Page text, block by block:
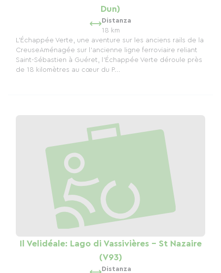
Dun)
Distanza
18 km
L’Échappée Verte, une aventure sur les anciens rails de la
CreuseAménagée sur l’ancienne ligne ferroviaire reliant
Saint-Sébastien à Guéret, l’Échappée Verte déroule près
de 18 kilomètres au cœur du P...
Il Velidéale: Lago di Vassivières - St Nazaire
(V93)
Distanza